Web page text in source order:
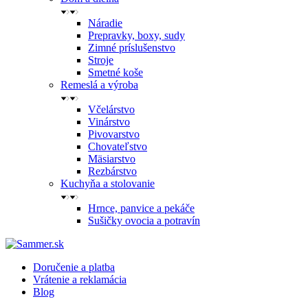
Náradie
Prepravky, boxy, sudy
Zimné príslušenstvo
Stroje
Smetné koše
Remeslá a výroba
Včelárstvo
Vinárstvo
Pivovarstvo
Chovateľstvo
Mäsiarstvo
Rezbárstvo
Kuchyňa a stolovanie
Hrnce, panvice a pekáče
Sušičky ovocia a potravín
Doručenie a platba
Vrátenie a reklamácia
Blog